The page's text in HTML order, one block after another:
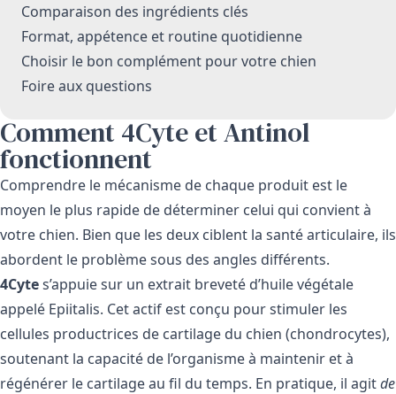
Comparaison des ingrédients clés
Format, appétence et routine quotidienne
Choisir le bon complément pour votre chien
Foire aux questions
Comment 4Cyte et Antinol
fonctionnent
Comprendre le mécanisme de chaque produit est le
moyen le plus rapide de déterminer celui qui convient à
votre chien. Bien que les deux ciblent la santé articulaire, ils
abordent le problème sous des angles différents.
4Cytes’appuie sur un extrait breveté d’huile végétale
appelé Epiitalis. Cet actif est conçu pour stimuler les
cellules productrices de cartilage du chien (chondrocytes),
soutenant la capacité de l’organisme à maintenir et à
régénérer le cartilage au fil du temps. En pratique, il agitde